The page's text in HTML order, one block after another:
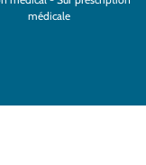
médicale